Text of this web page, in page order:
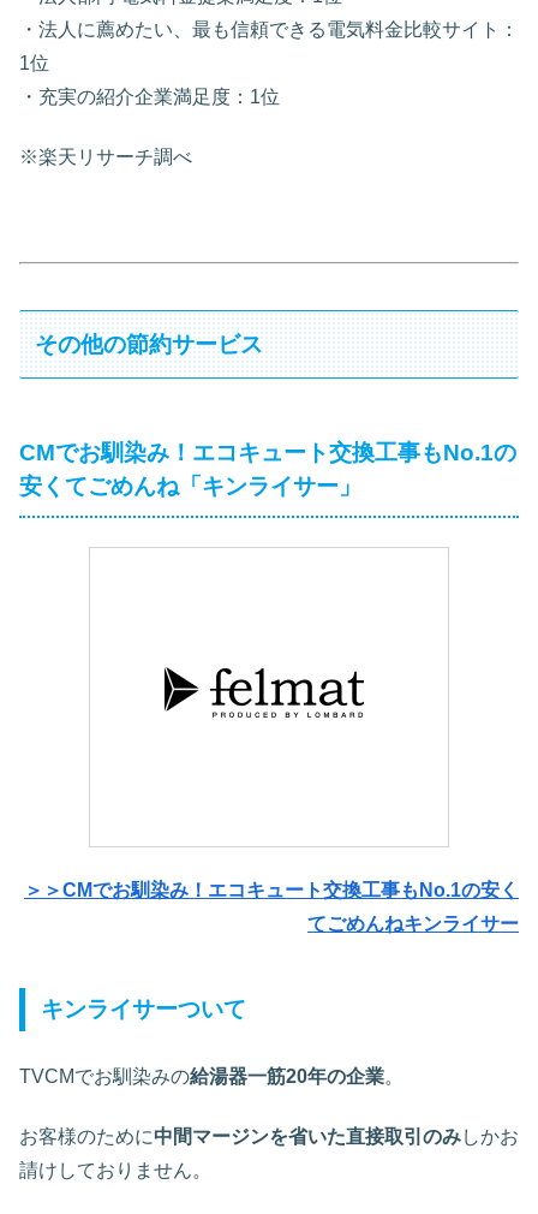
・法人に薦めたい、最も信頼できる電気料金比較サイト：
1位
・充実の紹介企業満足度：1位
※楽天リサーチ調べ
その他の節約サービス
CMでお馴染み！エコキュート交換工事もNo.1の
安くてごめんね「キンライサー」
＞＞CMでお馴染み！エコキュート交換工事もNo.1の安く
てごめんねキンライサー
キンライサーついて
TVCMでお馴染みの給湯器一筋20年の企業。
お客様のために中間マージンを省いた直接取引のみしかお
請けしておりません。